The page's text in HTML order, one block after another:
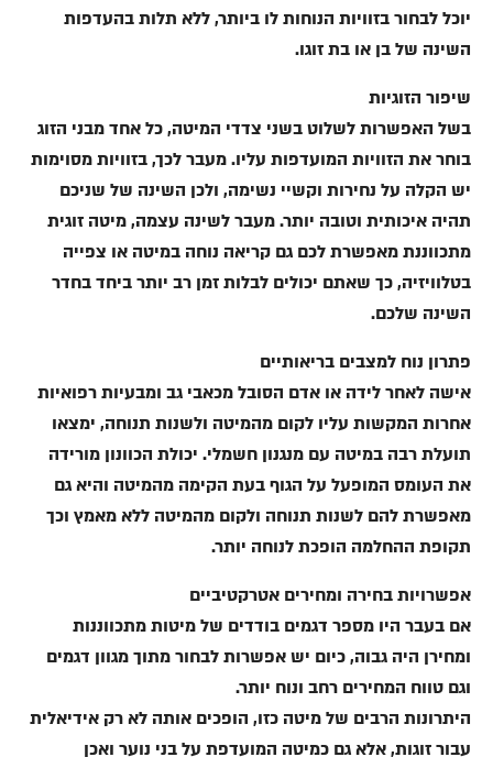
יוכל לבחור בזוויות הנוחות לו ביותר, ללא תלות בהעדפות
השינה של בן או בת זוגו.
שיפור הזוגיות
בשל האפשרות לשלוט בשני צדדי המיטה, כל אחד מבני הזוג
בוחר את הזוויות המועדפות עליו. מעבר לכך, בזוויות מסוימות
יש הקלה על נחירות וקשיי נשימה, ולכן השינה של שניכם
תהיה איכותית וטובה יותר. מעבר לשינה עצמה, מיטה זוגית
מתכווננת מאפשרת לכם גם קריאה נוחה במיטה או צפייה
בטלוויזיה, כך שאתם יכולים לבלות זמן רב יותר ביחד בחדר
השינה שלכם.
פתרון נוח למצבים בריאותיים
אישה לאחר לידה או אדם הסובל מכאבי גב ומבעיות רפואיות
אחרות המקשות עליו לקום מהמיטה ולשנות תנוחה, ימצאו
תועלת רבה במיטה עם מנגנון חשמלי. יכולת הכוונון מורידה
את העומס המופעל על הגוף בעת הקימה מהמיטה והיא גם
מאפשרת להם לשנות תנוחה ולקום מהמיטה ללא מאמץ וכך
תקופת ההחלמה הופכת לנוחה יותר.
אפשרויות בחירה ומחירים אטרקטיביים
אם בעבר היו מספר דגמים בודדים של מיטות מתכווננות
ומחירן היה גבוה, כיום יש אפשרות לבחור מתוך מגוון דגמים
וגם טווח המחירים רחב ונוח יותר.
היתרונות הרבים של מיטה כזו, הופכים אותה לא רק אידיאלית
עבור זוגות, אלא גם כמיטה המועדפת על בני נוער ואכן